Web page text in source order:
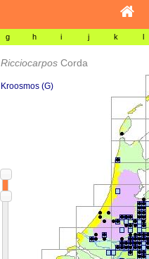
g h i j k l
Ricciocarpos Corda
Kroosmos (G)